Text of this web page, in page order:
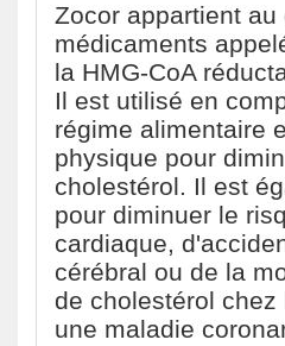
Zocor appartient au
médicaments
la HMG-CoA
Il est utilisé en
régime alimentaire
physique pour
cholestérol. Il est
pour diminuer le
cardiaque,
cérébral ou de la
de cholestérol
une maladie